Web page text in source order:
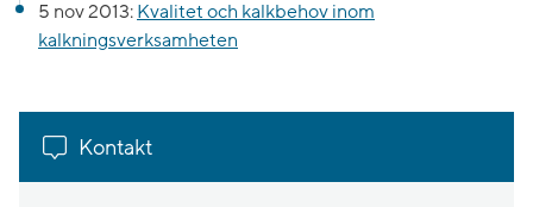
5 nov 2013: Kvalitet och kalkbehov inom
kalkningsverksamheten
Kontakt